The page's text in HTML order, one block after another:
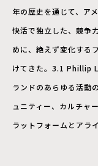
年の歴史を通じて、ア
快活で独立した、競争
めに、絶えず変化する
けてきた。3.1 Phillip
ランドのあらゆる活動
ュニティー、カルチャ
ラットフォームとアラ